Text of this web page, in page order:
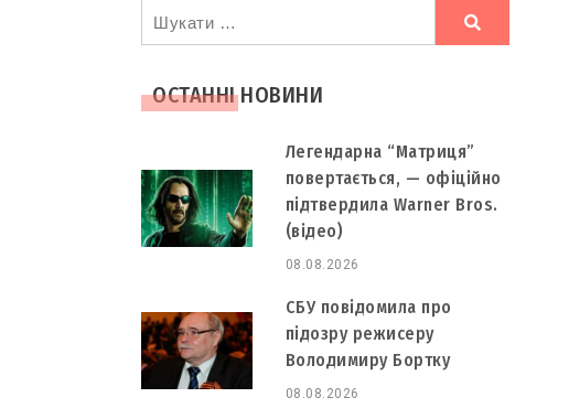
Ви
шукали
ОСТАННІ НОВИНИ
Легендарна “Матриця”
повертається, — офіційно
підтвердила Warner Bros.
(відео)
08.08.2026
СБУ повідомила про
підозру режисеру
Володимиру Бортку
08.08.2026